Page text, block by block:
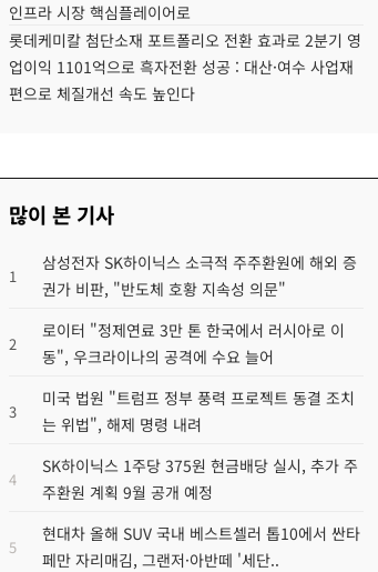
인프라 시장 핵심플레이어로
롯데케미칼 첨단소재 포트폴리오 전환 효과로 2분기 영
업이익 1101억으로 흑자전환 성공 : 대산·여수 사업재
편으로 체질개선 속도 높인다
많이 본 기사
1
삼성전자 SK하이닉스 소극적 주주환원에 해외 증
권가 비판, "반도체 호황 지속성 의문"
2
로이터 "정제연료 3만 톤 한국에서 러시아로 이
동", 우크라이나의 공격에 수요 늘어
3
미국 법원 "트럼프 정부 풍력 프로젝트 동결 조치
는 위법", 해제 명령 내려
4
SK하이닉스 1주당 375원 현금배당 실시, 추가 주
주환원 계획 9월 공개 예정
5
현대차 올해 SUV 국내 베스트셀러 톱10에서 싼타
페만 자리매김, 그랜저·아반떼 '세단..